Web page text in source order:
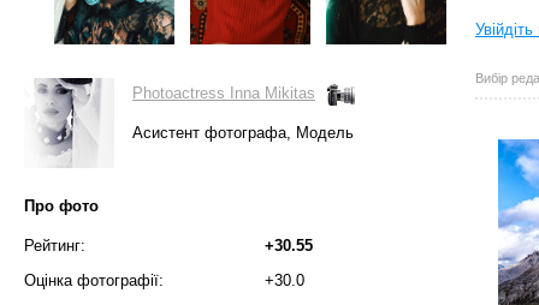
Photoactress Inna Mikitas
Асистент фотографа, Модель
Про фото
Рейтинг:
+30.55
Оцінка фотографії:
+30.0
Вибір